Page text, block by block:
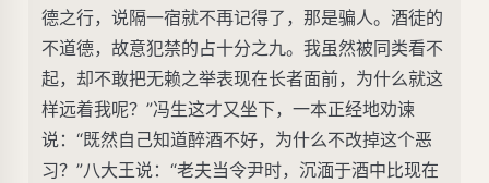
德之行，说隔一宿就不再记得了，那是骗人。酒徒的
不道德，故意犯禁的占十分之九。我虽然被同类看不
起，却不敢把无赖之举表现在长者面前，为什么就这
样远着我呢？”冯生这才又坐下，一本正经地劝谏
说：“既然自己知道醉酒不好，为什么不改掉这个恶
习？”八大王说：“老夫当令尹时，沉湎于酒中比现在